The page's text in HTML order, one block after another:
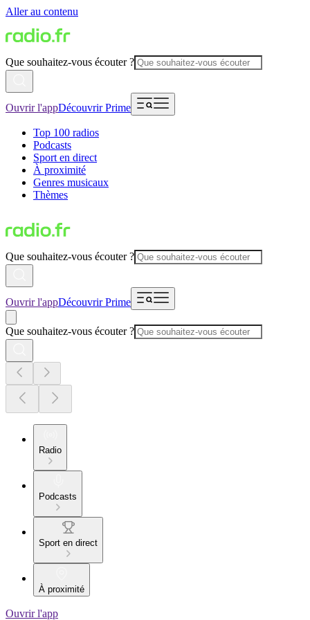
Aller au contenu
Que souhaitez-vous écouter ?
Ouvrir l'appDécouvrir Prime
Top 100 radios
Podcasts
Sport en direct
À proximité
Genres musicaux
Thèmes
Que souhaitez-vous écouter ?
Ouvrir l'appDécouvrir Prime
Que souhaitez-vous écouter ?
Radio
Podcasts
Sport en direct
À proximité
Ouvrir l'app